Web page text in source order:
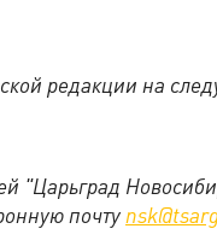
редакции на
"Царьград
почту